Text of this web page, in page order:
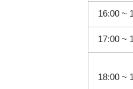
16:00 ~
17:00 ~
18:00 ~